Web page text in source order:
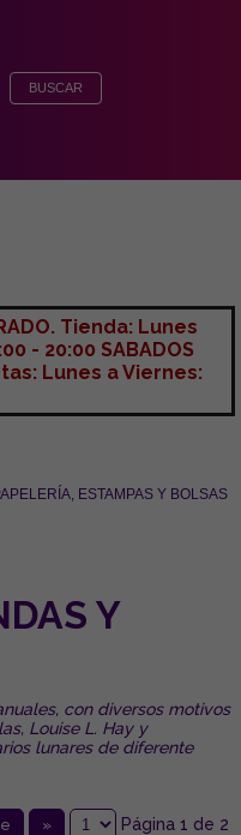
Tienda: Lunes
- 20:00 SABADOS
Lunes a Viernes:
ESTAMPAS Y BOLSAS
Y
con diversos motivos
Louise L. Hay y
lunares de diferente
» Página 1 de 2